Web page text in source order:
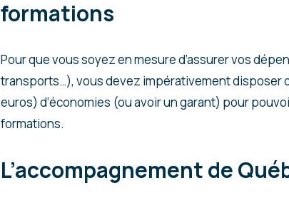
formations
Pour que vous soyez en mesure d’assurer vos
transports…), vous devez impérativement disposer
euros) d’économies (ou avoir un garant) pour
formations.
L’accompagnement de